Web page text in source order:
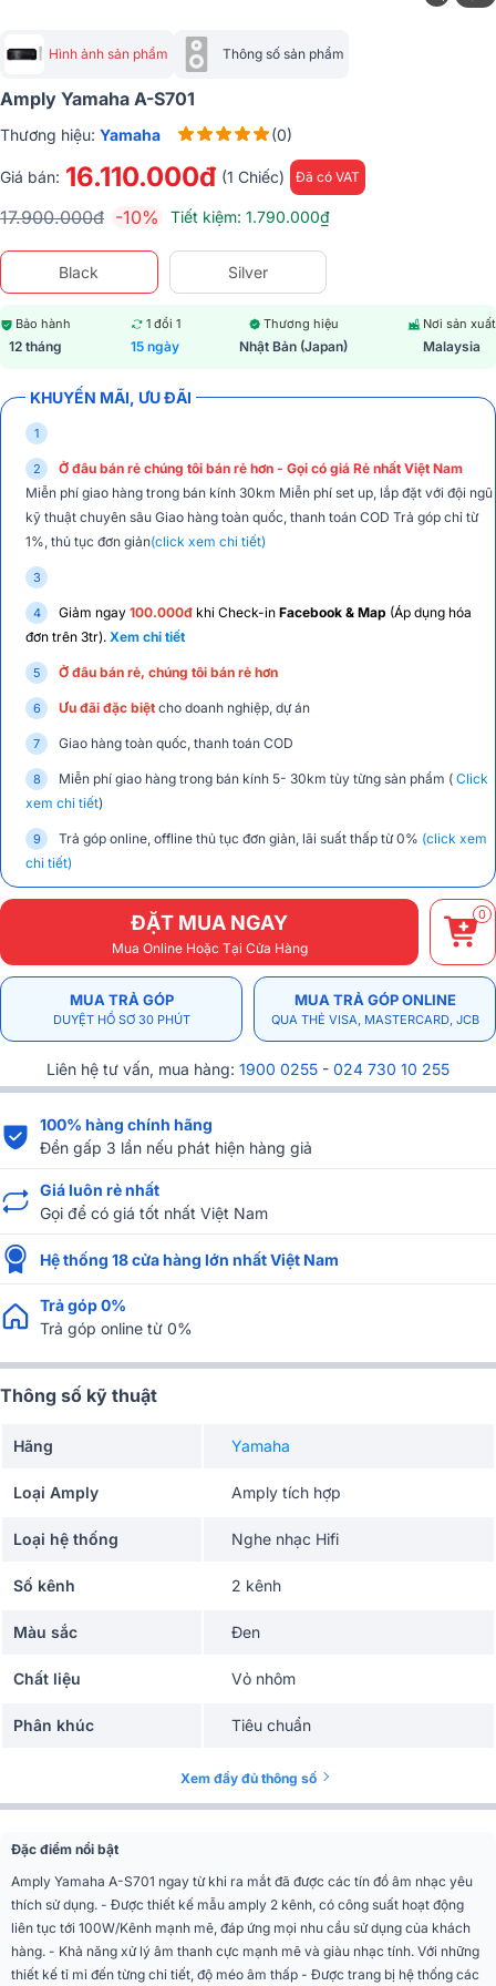
Hình ảnh sản phẩm Thông số sản phẩm
Amply Yamaha A-S701
Thương hiệu: Yamaha (0)
Giá bán: 16.110.000đ (1 Chiếc) Đã có VAT
17.900.000đ -10% Tiết kiệm: 1.790.000₫
Black Silver
Bảo hành
12 tháng
1 đổi 1
15 ngày
Thương hiệu
Nhật Bản (Japan)
Nơi sản xuất
Malaysia
KHUYẾN MÃI, ƯU ĐÃI
Ở đâu bán rẻ chúng tôi bán rẻ hơn - Gọi có giá Rẻ nhất Việt Nam
Miễn phí giao hàng trong bán kính 30km Miễn phí set up, lắp đặt với đội ngũ
kỹ thuật chuyên sâu Giao hàng toàn quốc, thanh toán COD Trả góp chỉ từ
1%, thủ tục đơn giản(click xem chi tiết)
Giảm ngay 100.000đ khi Check-in Facebook & Map (Áp dụng hóa
đơn trên 3tr). Xem chi tiết
Ở đâu bán rẻ, chúng tôi bán rẻ hơn
Ưu đãi đặc biệt cho doanh nghiệp, dự án
Giao hàng toàn quốc, thanh toán COD
Miễn phí giao hàng trong bán kính 5- 30km tùy từng sản phẩm ( Click
xem chi tiết)
Trả góp online, offline thủ tục đơn giản, lãi suất thấp từ 0% (click xem
chi tiết)
ĐẶT MUA NGAY
Mua Online Hoặc Tại Cửa Hàng
0
MUA TRẢ GÓP
DUYỆT HỒ SƠ 30 PHÚT
MUA TRẢ GÓP ONLINE
QUA THẺ VISA, MASTERCARD, JCB
Liên hệ tư vấn, mua hàng: 1900 0255 - 024 730 10 255
100% hàng chính hãng
Đền gấp 3 lần nếu phát hiện hàng giả
Giá luôn rẻ nhất
Gọi để có giá tốt nhất Việt Nam
Hệ thống 18 cửa hàng lớn nhất Việt Nam
Trả góp 0%
Trả góp online từ 0%
Thông số kỹ thuật
Hãng Yamaha
Loại Amply Amply tích hợp
Loại hệ thống Nghe nhạc Hifi
Số kênh 2 kênh
Màu sắc Đen
Chất liệu Vỏ nhôm
Phân khúc Tiêu chuẩn
2 kênh
Đáp ứng tần số âm
nhạc
10 Hz - 100 kHz +/- 1,0 dB
Kích thước 435x152x387mm
Xem đầy đủ thông số
Đặc điểm nổi bật
Amply Yamaha A-S701 ngay từ khi ra mắt đã được các tín đồ âm nhạc yêu
thích sử dụng. - Được thiết kế mẫu amply 2 kênh, có công suất hoạt động
liên tục tới 100W/Kênh mạnh mẽ, đáp ứng mọi nhu cầu sử dụng của khách
hàng. - Khả năng xử lý âm thanh cực mạnh mẽ và giàu nhạc tính. Với những
thiết kế tỉ mỉ đến từng chi tiết, độ méo âm thấp - Được trang bị hệ thống các